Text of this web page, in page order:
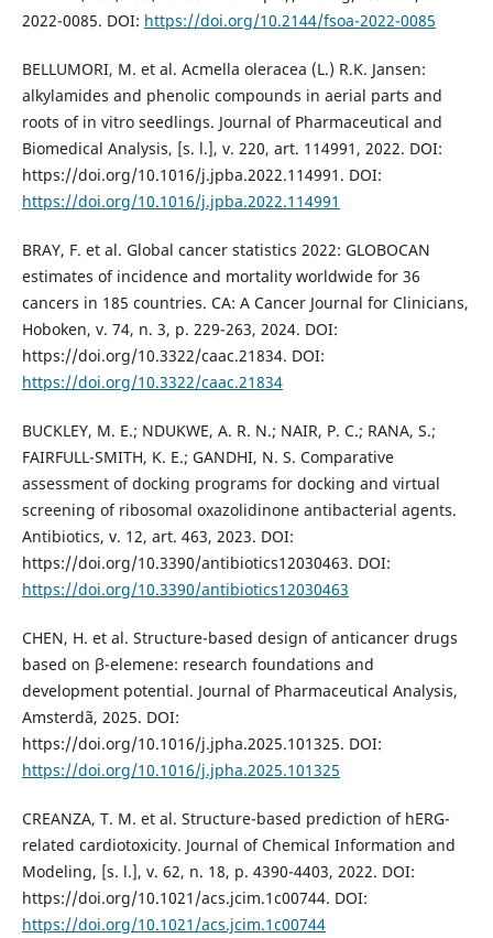
2022-0085. DOI: https://doi.org/10.2144/fsoa-2022-0085
BELLUMORI, M. et al. Acmella oleracea (L.) R.K. Jansen:
alkylamides and phenolic compounds in aerial parts and
roots of in vitro seedlings. Journal of Pharmaceutical and
Biomedical Analysis, [s. l.], v. 220, art. 114991, 2022. DOI:
https://doi.org/10.1016/j.jpba.2022.114991. DOI:
https://doi.org/10.1016/j.jpba.2022.114991
BRAY, F. et al. Global cancer statistics 2022: GLOBOCAN
estimates of incidence and mortality worldwide for 36
cancers in 185 countries. CA: A Cancer Journal for Clinicians,
Hoboken, v. 74, n. 3, p. 229-263, 2024. DOI:
https://doi.org/10.3322/caac.21834. DOI:
https://doi.org/10.3322/caac.21834
BUCKLEY, M. E.; NDUKWE, A. R. N.; NAIR, P. C.; RANA, S.;
FAIRFULL-SMITH, K. E.; GANDHI, N. S. Comparative
assessment of docking programs for docking and virtual
screening of ribosomal oxazolidinone antibacterial agents.
Antibiotics, v. 12, art. 463, 2023. DOI:
https://doi.org/10.3390/antibiotics12030463. DOI:
https://doi.org/10.3390/antibiotics12030463
CHEN, H. et al. Structure-based design of anticancer drugs
based on β-elemene: research foundations and
development potential. Journal of Pharmaceutical Analysis,
Amsterdã, 2025. DOI:
https://doi.org/10.1016/j.jpha.2025.101325. DOI:
https://doi.org/10.1016/j.jpha.2025.101325
CREANZA, T. M. et al. Structure-based prediction of hERG-
related cardiotoxicity. Journal of Chemical Information and
Modeling, [s. l.], v. 62, n. 18, p. 4390-4403, 2022. DOI:
https://doi.org/10.1021/acs.jcim.1c00744. DOI:
https://doi.org/10.1021/acs.jcim.1c00744